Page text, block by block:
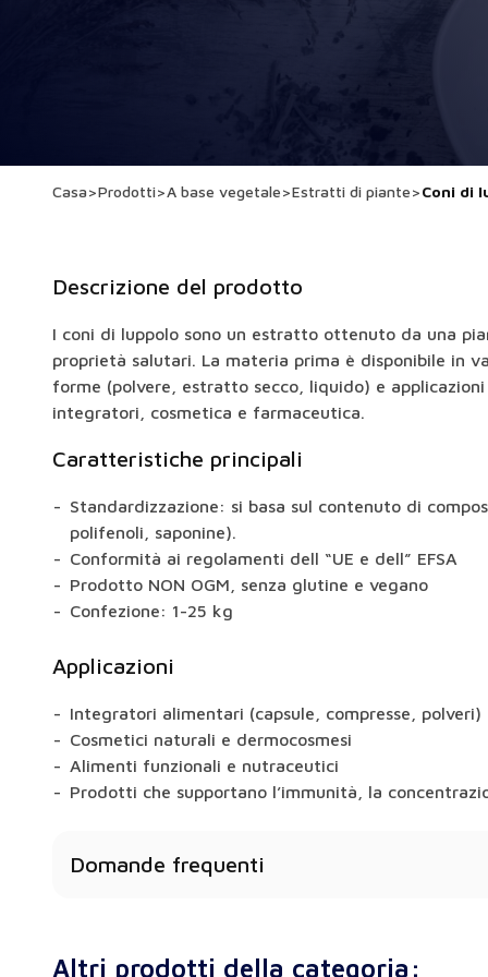
Casa>Prodotti>A base vegetale>Estratti di piante>Coni di
Descrizione del prodotto
I coni di luppolo sono un estratto ottenuto da una
proprietà salutari. La materia prima è disponibile in
forme (polvere, estratto secco, liquido) e
integratori, cosmetica e farmaceutica.
Caratteristiche principali
Standardizzazione: si basa sul contenuto di
polifenoli, saponine).
Conformità ai regolamenti dell “UE e dell” EFSA
Prodotto NON OGM, senza glutine e vegano
Confezione: 1-25 kg
Applicazioni
Integratori alimentari (capsule, compresse, polveri)
Cosmetici naturali e dermocosmesi
Alimenti funzionali e nutraceutici
Prodotti che supportano l’immunità, la
Domande frequenti
memoria, la digestione, la libido o il metabolismo.
Altri prodotti della categoria: